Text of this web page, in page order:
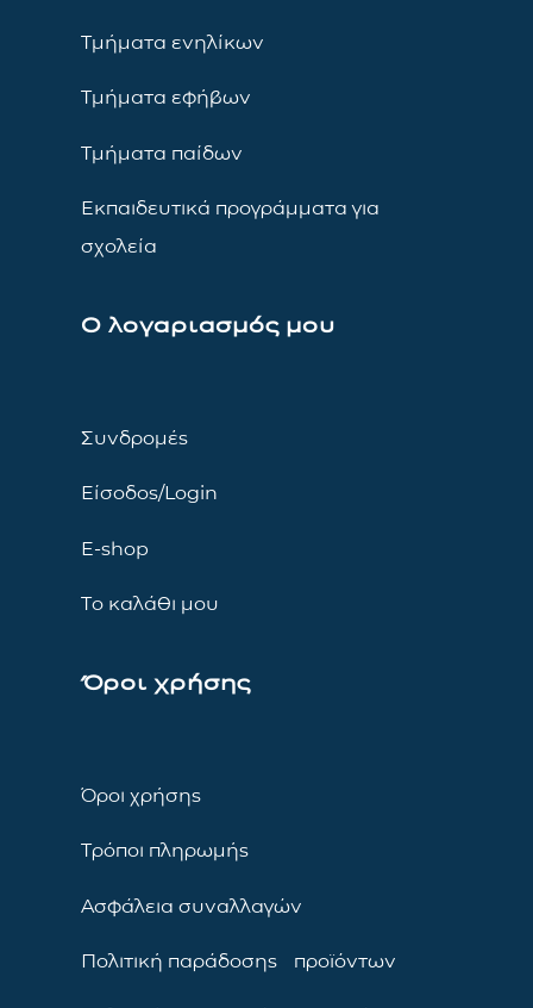
Τμήματα ενηλίκων
Τμήματα εφήβων
Τμήματα παίδων
Εκπαιδευτικά προγράμματα για
σχολεία
Ο λογαριασμός μου
Συνδρομές
Είσοδος/Login
E-shop
Το καλάθι μου
Όροι χρήσης
Όροι χρήσης
Τρόποι πληρωμής
Ασφάλεια συναλλαγών
Πολιτική παράδοσης προϊόντων